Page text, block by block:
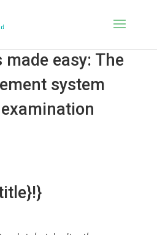
made easy: The
system